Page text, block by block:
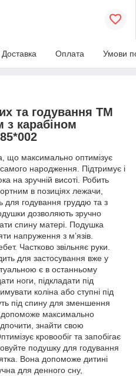
Доставка Оплата Умови
та годування ТМ
з карабіном
що максимально оптимізує
народження. Підтримує і
на зручній висоті. Робить
в позиціях лежачи,
для годування груддю та з
дозволяють зручно
спину матері. Подушка
напруження з м’язів.
Частково звільняє руки.
для застосування вже у
є в останньому
ноги, підкладати під
коліна або ступні під
під спину для зменшення
максимально
знайти свою
кровообіг та запобігає
подушку для годування
Вона допоможе дитині
для денного сну,